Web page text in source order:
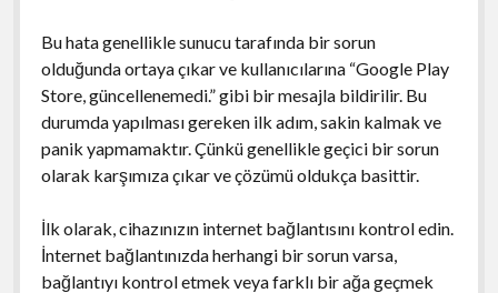
Bu hata genellikle sunucu tarafında bir sorun
olduğunda ortaya çıkar ve kullanıcılarına “Google Play
Store, güncellenemedi.” gibi bir mesajla bildirilir. Bu
durumda yapılması gereken ilk adım, sakin kalmak ve
panik yapmamaktır. Çünkü genellikle geçici bir sorun
olarak karşımıza çıkar ve çözümü oldukça basittir.
İlk olarak, cihazınızın internet bağlantısını kontrol edin.
İnternet bağlantınızda herhangi bir sorun varsa,
bağlantıyı kontrol etmek veya farklı bir ağa geçmek